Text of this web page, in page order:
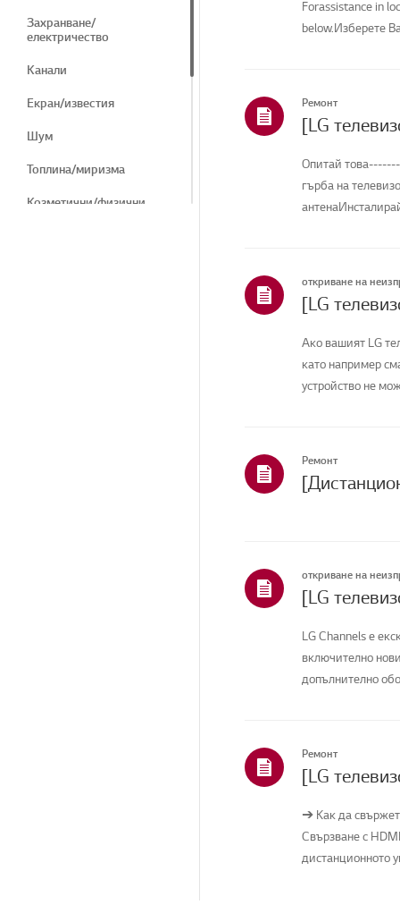
Захранване/
електричество
Канали
Екран/известия
Шум
Топлина/миризма
Козметични/физични
Forassistance in
below.Изберете
Ремонт
Опитай
гърба на
откриване на
Ако вашият LG
като например
устройство не
Ремонт
откриване на
[LG
LG Channels е
включително
допълнително
Ремонт
[LG
➔ Как да
Свързване с
дистанционното